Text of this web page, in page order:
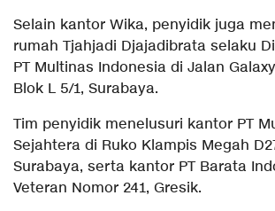
Selain kantor Wika, penyidik juga
rumah Tjahjadi Djajadibrata selaku
PT Multinas Indonesia di Jalan
Blok L 5/1, Surabaya.
Tim penyidik menelusuri kantor PT
Sejahtera di Ruko Klampis Megah
Surabaya, serta kantor PT Barata
Veteran Nomor 241, Gresik.